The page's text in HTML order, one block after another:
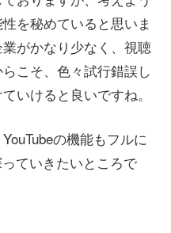
を秘めていると思いま
がかなり少なく、視聴
こそ、色々試行錯誤し
いけると良いですね。
の機能もフルに
ていきたいところで